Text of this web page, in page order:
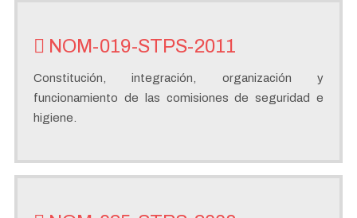
NOM-019-STPS-2011
Constitución, integración, organización y
funcionamiento de las comisiones de seguridad e
higiene.